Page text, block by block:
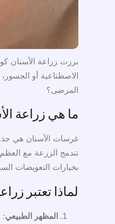
برزت زراعة الأسنان
الاصطناعية أو
المرضى؟
ما هي زراعة
غرسات الأسنان هي
تندمج الزرعة مع
بخيارات التعويضات
لماذا تعتبر
المظهر الطبيعي: